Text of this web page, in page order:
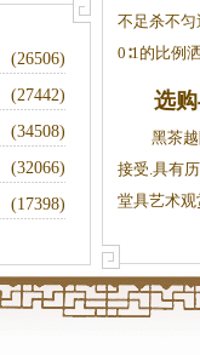
(26506)
(27442)
(34508)
(32066)
(17398)
不足杀不
0∶1的比例
选
黑茶
接受.具有
堂具艺术观